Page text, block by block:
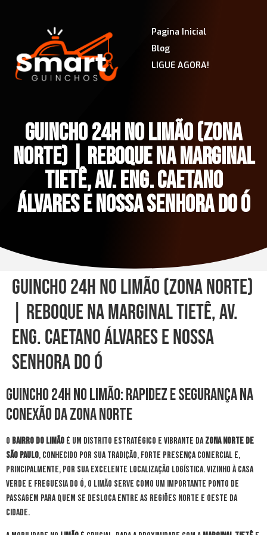
Pagina Inicial
Blog
LIGUE AGORA!
GUINCHO 24H NO LIMÃO (ZONA
NORTE) | REBOQUE NA MARGINAL
TIETÊ, AV. ENG. CAETANO
ÁLVARES E NOSSA SENHORA DO Ó
Guincho 24h no Limão (Zona Norte)
| Reboque na Marginal Tietê, Av.
Eng. Caetano Álvares e Nossa
Senhora do Ó
Guincho 24h no Limão: Rapidez e Segurança na
Conexão da Zona Norte
O Bairro do Limão é um distrito estratégico e vibrante daZona Norte de
São Paulo, conhecido por sua tradição, forte presença comercial e,
principalmente, por sua excelente localização logística. Vizinho à Casa
Verde e Freguesia do Ó, o Limão serve como um importante ponto de
passagem para quem se desloca entre as regiões Norte e Oeste da
cidade.